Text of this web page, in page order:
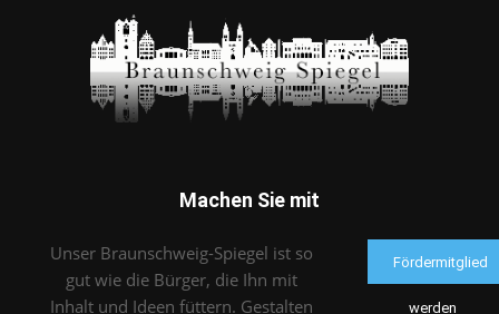
Machen Sie mit
Unser Braunschweig-Spiegel ist so
gut wie die Bürger, die Ihn mit
Inhalt und Ideen füttern. Gestalten
Fördermitglied
werden